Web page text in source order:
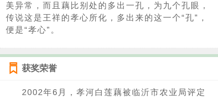
美异常，而且藕比别处的多出一孔，为九个孔眼，
传说这是王祥的孝心所化，多出来的这一个“孔”，
便是“孝心”。
获奖荣誉
2002年6月，孝河白莲藕被临沂市农业局评定